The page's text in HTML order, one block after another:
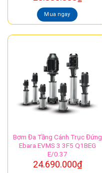
Mua ngay
Bơm Đa Tầng Cánh Trục Đứng
Ebara EVMS 3 3F5 Q1BEG
E/0.37
24.690.000₫